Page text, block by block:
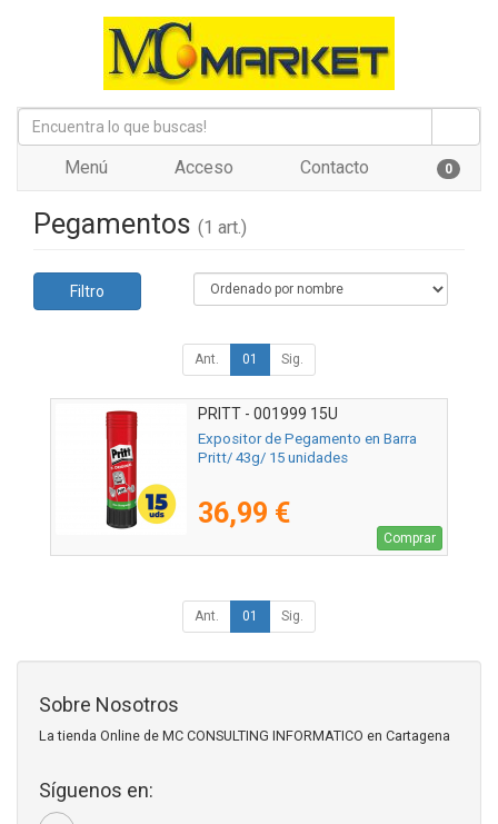
Menú Acceso Contacto 0
Pegamentos (1 art.)
Filtro
Ant. 01 Sig.
PRITT - 001999 15U
Expositor de Pegamento en Barra
Pritt/ 43g/ 15 unidades
36,99 €
Comprar
Ant. 01 Sig.
Sobre Nosotros
La tienda Online de MC CONSULTING INFORMATICO en Cartagena
Síguenos en: